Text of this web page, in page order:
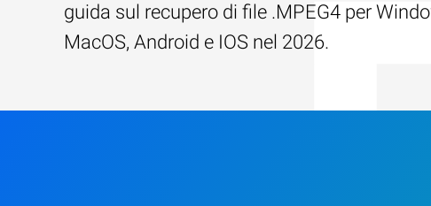
guida sul recupero di file .MPEG4 per
MacOS, Android e IOS nel 2026.